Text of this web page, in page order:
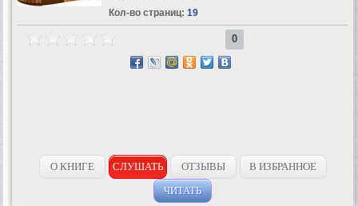
Кол-во страниц: 19
0
О КНИГЕ СЛУШАТЬ ОТЗЫВЫ
В ИЗБРАННОЕ
ЧИТАТЬ